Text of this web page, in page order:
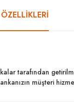
tarafından
müşteri